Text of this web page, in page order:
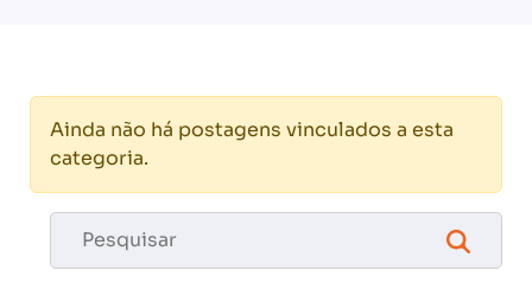
Ainda não há postagens vinculados a esta
categoria.